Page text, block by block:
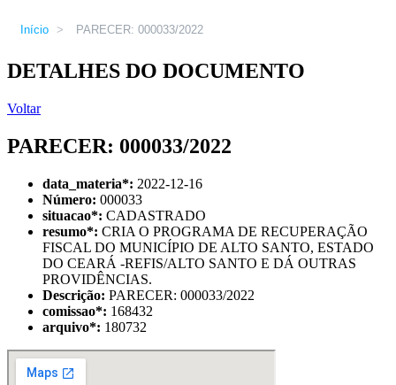
Início > PARECER: 000033/2022
DETALHES DO DOCUMENTO
Voltar
PARECER: 000033/2022
data_materia*: 2022-12-16
Número: 000033
situacao*: CADASTRADO
resumo*: CRIA O PROGRAMA DE RECUPERAÇÃO
FISCAL DO MUNICÍPIO DE ALTO SANTO, ESTADO
DO CEARÁ -REFIS/ALTO SANTO E DÁ OUTRAS
PROVIDÊNCIAS.
Descrição: PARECER: 000033/2022
comissao*: 168432
arquivo*: 180732